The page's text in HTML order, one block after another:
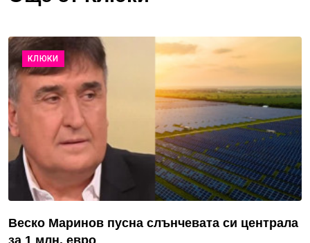
КЛЮКИ
Веско Маринов пусна слънчевата си централа